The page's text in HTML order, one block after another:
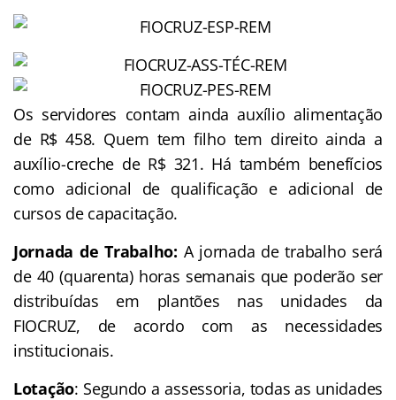
Os servidores contam ainda auxílio alimentação
de R$ 458. Quem tem filho tem direito ainda a
auxílio-creche de R$ 321. Há também benefícios
como adicional de qualificação e adicional de
cursos de capacitação.
Jornada de Trabalho: A jornada de trabalho será
de 40 (quarenta) horas semanais que poderão ser
distribuídas em plantões nas unidades da
FIOCRUZ, de acordo com as necessidades
institucionais.
Lotação: Segundo a assessoria, todas as unidades